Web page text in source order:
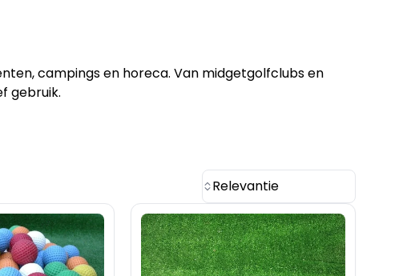
campings en horeca. Van midgetgolfclubs en
gebruik.
Relevantie